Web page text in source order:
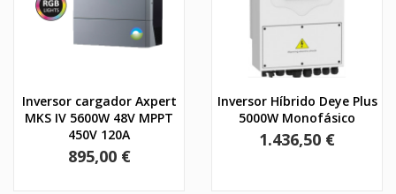
Inversor cargador Axpert
MKS IV 5600W 48V MPPT
450V 120A
Precio
895,00 €
Inversor Híbrido Deye Plus
5000W Monofásico
Precio
1.436,50 €